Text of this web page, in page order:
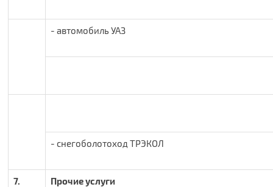
- автомобиль УАЗ
- снегоболотоход ТРЭКОЛ
7. Прочие услуги